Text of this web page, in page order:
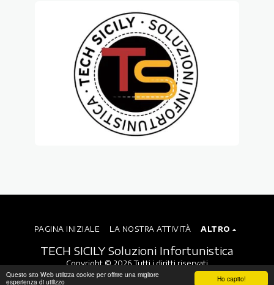
Ho capito!
Questo sito Web utilizza cookie per offrire una migliore
esperienza di utilizzo
TECH SICILY Soluzioni Infortunistica
Copyright © 2026 Tutti i diritti riservati
PAGINA INIZIALE LA NOSTRA ATTIVITÀ ALTRO